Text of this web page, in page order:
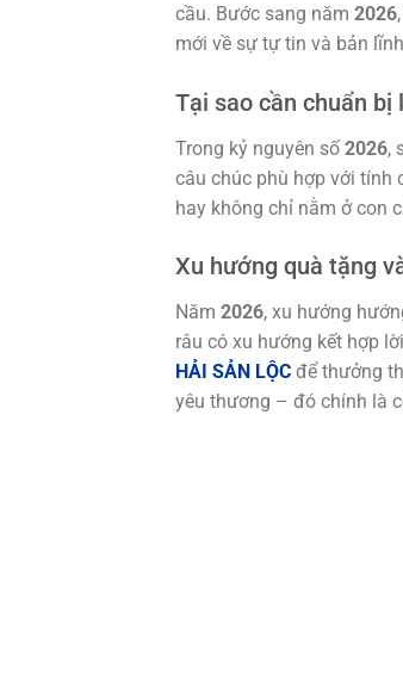
cầu. Bước sang năm 2026
mới về sự tự tin và bản
Tại sao cần chuẩn
Trong kỷ nguyên số 2026,
câu chúc phù hợp với tính
hay không chỉ nằm ở con
Xu hướng quà tặng
Năm 2026, xu hướng
râu có xu hướng kết hợp
HẢI SẢN LỘC để thưởng
yêu thương – đó chính là